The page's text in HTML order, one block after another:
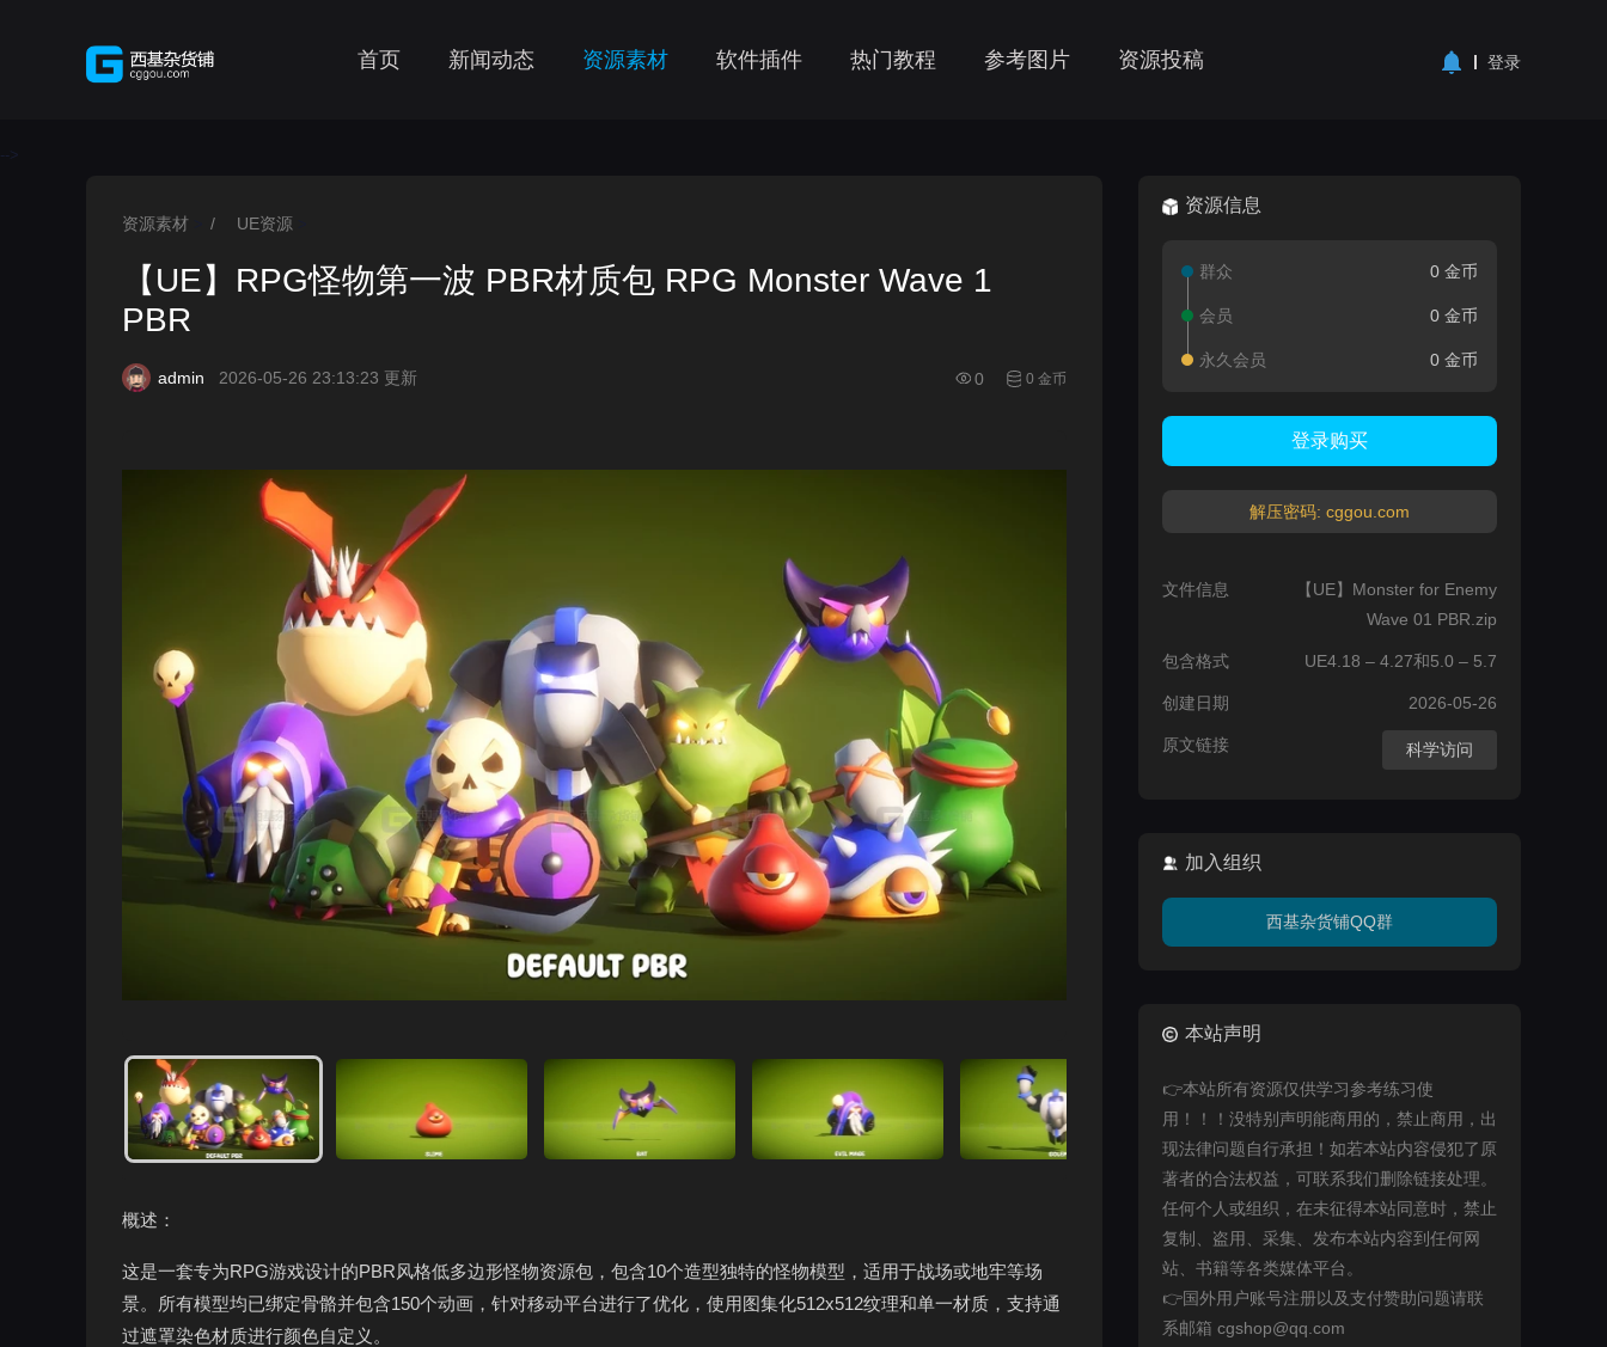
首页 新闻动态 资源素材 软件插件 热门教程 参考图片 资源投稿 登录
-->
资源素材 / UE资源
【UE】RPG怪物第一波 PBR材质包 RPG Monster Wave 1
PBR
admin 2026-05-26 23:13:23 更新 0 0 金币
概述：
这是一套专为RPG游戏设计的PBR风格低多边形怪物资源包，包含10个造型独特的怪物模型，适用于战场或地牢等场
景。所有模型均已绑定骨骼并包含150个动画，针对移动平台进行了优化，使用图集化512x512纹理和单一材质，支持通
过遮罩染色材质进行颜色自定义。
资源信息
群众 0 金币
会员 0 金币
永久会员 0 金币
登录购买
解压密码: cggou.com
文件信息
【UE】Monster for Enemy
Wave 01 PBR.zip
包含格式 UE4.18 – 4.27和5.0 – 5.7
创建日期 2026-05-26
原文链接 科学访问
加入组织
西基杂货铺QQ群
本站声明
👉本站所有资源仅供学习参考练习使
用！！！没特别声明能商用的，禁止商用，出
现法律问题自行承担！如若本站内容侵犯了原
著者的合法权益，可联系我们删除链接处理。
任何个人或组织，在未征得本站同意时，禁止
复制、盗用、采集、发布本站内容到任何网
站、书籍等各类媒体平台。
👉国外用户账号注册以及支付赞助问题请联
系邮箱 cgshop@qq.com